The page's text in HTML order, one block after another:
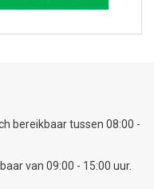
bereikbaar tussen 08:00 -
van 09:00 - 15:00 uur.